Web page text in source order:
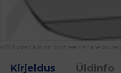
NB! Tootepildid on illustreeriva
Kirjeldus Üldinfo